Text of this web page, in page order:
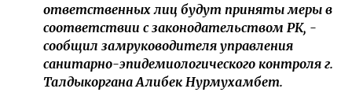
ответственных лиц будут приняты меры в
соответствии с законодательством РК, -
сообщил замруководителя управления
санитарно-эпидемиологического контроля г.
Талдыкоргана Алибек Нурмухамбет.